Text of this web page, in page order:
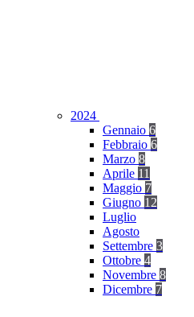
2024
Gennaio 6
Febbraio 6
Marzo 8
Aprile 11
Maggio 7
Giugno 12
Luglio
Agosto
Settembre 3
Ottobre 4
Novembre 8
Dicembre 7